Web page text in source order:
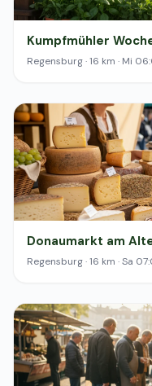
Kumpfmühler
Regensburg · 16 km · Mi
Donaumarkt am
Regensburg · 16 km · Sa